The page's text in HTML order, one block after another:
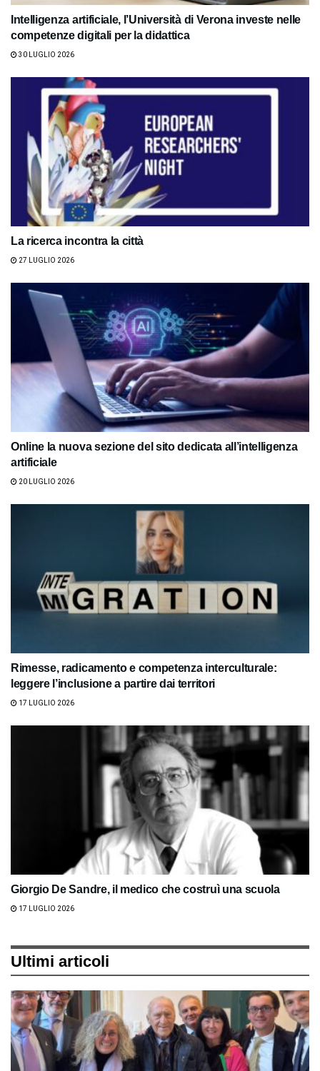
Intelligenza artificiale, l’Università di Verona investe nelle
competenze digitali per la didattica
30 LUGLIO 2026
La ricerca incontra la città
27 LUGLIO 2026
Online la nuova sezione del sito dedicata all’intelligenza
artificiale
20 LUGLIO 2026
Rimesse, radicamento e competenza interculturale:
leggere l’inclusione a partire dai territori
17 LUGLIO 2026
Giorgio De Sandre, il medico che costruì una scuola
17 LUGLIO 2026
Ultimi articoli